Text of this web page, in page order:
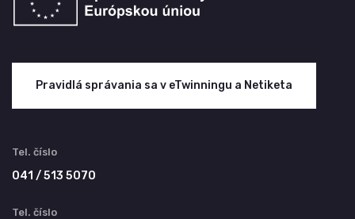
Pravidlá správania sa v eTwinningu a Netiketa
Tel. číslo
041 / 513 5070
Tel. číslo